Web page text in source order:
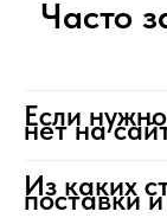
Часто
Если
нет на
Из каких
поставки